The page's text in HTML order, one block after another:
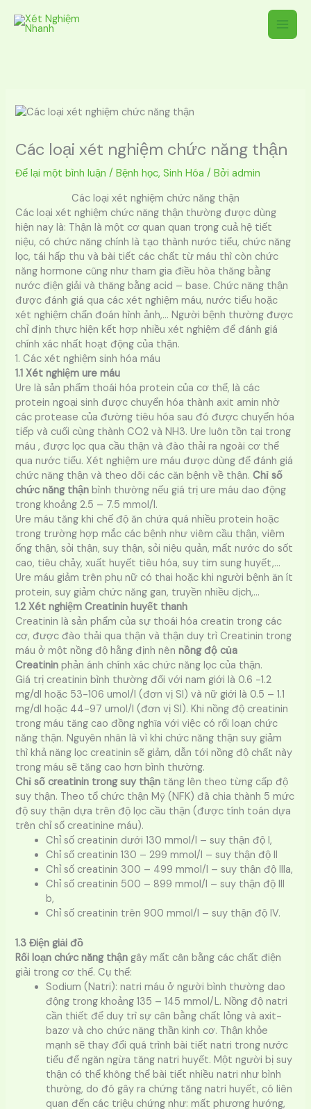
Các loại xét nghiệm chức năng thận
Để lại một bình luận /Bệnh học,Sinh Hóa / Bởiadmin
Các loại xét nghiệm chức năng thận
Các loại xét nghiệm chức năng thận thường được dùng
hiện nay là: Thận là một cơ quan quan trọng cuả hệ tiết
niệu, có chức năng chính là tạo thành nước tiểu, chức năng
lọc, tái hấp thu và bài tiết các chất từ máu thì còn chức
năng hormone cũng như tham gia điều hòa thăng bằng
nước điện giải và thăng bằng acid – base. Chức năng thận
được đánh giá qua các xét nghiệm máu, nước tiểu hoặc
xét nghiệm chẩn đoán hình ảnh,… Người bệnh thường được
chỉ định thực hiện kết hợp nhiều xét nghiệm để đánh giá
chính xác nhất hoạt động của thận.
1. Các xét nghiệm sinh hóa máu
1.1 Xét nghiệm ure máu
Ure là sản phẩm thoái hóa protein của cơ thể, là các
protein ngoại sinh được chuyển hóa thành axit amin nhờ
các protease của đường tiêu hóa sau đó được chuyển hóa
tiếp và cuối cùng thành CO2 và NH3. Ure luôn tồn tại trong
máu , được lọc qua cầu thận và đào thải ra ngoài cơ thể
qua nước tiểu. Xét nghiệm ure máu được dùng để đánh giá
chức năng thận và theo dõi các căn bệnh về thận.Chỉ số
chức năng thận bình thường nếu giá trị ure máu dao động
trong khoảng 2.5 – 7.5 mmol/l.
Ure máu tăng khi chế độ ăn chứa quá nhiều protein hoặc
trong trường hợp mắc các bệnh như viêm cầu thận, viêm
ống thận, sỏi thận, suy thận, sỏi niệu quản, mất nước do sốt
cao, tiêu chảy, xuất huyết tiêu hóa, suy tim sung huyết,…
Ure máu giảm trên phụ nữ có thai hoặc khi người bệnh ăn ít
protein, suy giảm chức năng gan, truyền nhiều dịch,…
1.2 Xét nghiệm Creatinin huyết thanh
Creatinin là sản phẩm của sự thoái hóa creatin trong các
cơ, được đào thải qua thận và thận duy trì Creatinin trong
máu ở một nồng độ hằng định nênnồng độ của
Creatinin phản ánh chính xác chức năng lọc của thận.
Giá trị creatinin bình thường đối với nam giới là 0.6 -1.2
mg/dl hoặc 53-106 umol/l (đơn vị SI) và nữ giới là 0.5 – 1.1
mg/dl hoặc 44-97 umol/l (đơn vị SI). Khi nồng độ creatinin
trong máu tăng cao đồng nghĩa với việc có rối loạn chức
năng thận. Nguyên nhân là vì khi chức năng thận suy giảm
thì khả năng lọc creatinin sẽ giảm, dẫn tới nồng độ chất này
trong máu sẽ tăng cao hơn bình thường.
Chỉ số creatinin trong suy thận tăng lên theo từng cấp độ
suy thận. Theo tổ chức thận Mỹ (NFK) đã chia thành 5 mức
độ suy thận dựa trên độ lọc cầu thận (được tính toán dựa
trên chỉ số creatinine máu).
Chỉ số creatinin dưới 130 mmol/l – suy thận độ I,
Chỉ số creatinin 130 – 299 mmol/l – suy thận độ II
Chỉ số creatinin 300 – 499 mmol/l – suy thận độ IIIa,
Chỉ số creatinin 500 – 899 mmol/l – suy thận độ III
b,
Chỉ số creatinin trên 900 mmol/l – suy thận độ IV.
1.3 Điện giải đồ
Rối loạn chức năng thận gây mất cân bằng các chất điện
giải trong cơ thể. Cụ thể:
Sodium (Natri): natri máu ở người bình thường dao
động trong khoảng 135 – 145 mmol/L. Nồng độ natri
cần thiết để duy trì sự cân bằng chất lỏng và axit-
bazơ và cho chức năng thần kinh cơ. Thận khỏe
mạnh sẽ thay đổi quá trình bài tiết natri trong nước
tiểu để ngăn ngừa tăng natri huyết. Một người bị suy
thận có thể không thể bài tiết nhiều natri như bình
thường, do đó gây ra chứng tăng natri huyết, có liên
quan đến các triệu chứng như: mất phương hướng,